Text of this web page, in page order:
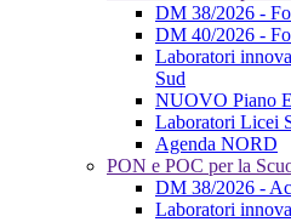
DM 38/2026 -
DM 40/2026 -
Laboratori
Sud
NUOVO Piano
Laboratori Licei
Agenda NORD
PON e POC per la
DM 38/2026 -
Laboratori